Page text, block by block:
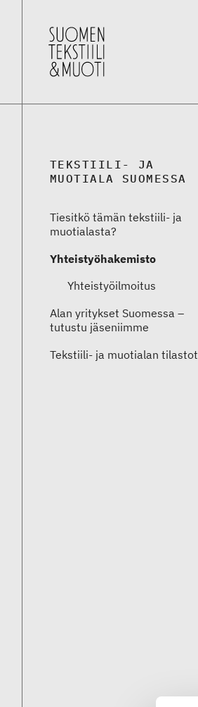
TEKSTIILI- JA
MUOTIALA SUOMESSA
Tiesitkö tämän tekstiili- ja
muotialasta?
Yhteistyö­hakemisto
Yhteistyöilmoitus
Alan yritykset Suomessa –
tutustu jäseniimme
Tekstiili- ja muotialan tilastot